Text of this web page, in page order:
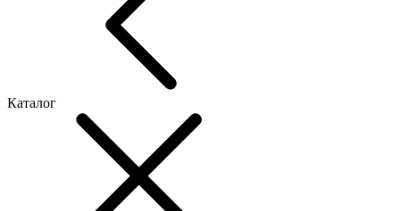
Каталог